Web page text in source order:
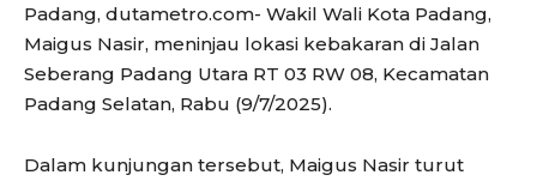
Padang, dutametro.com- Wakil Wali Kota Padang,
Maigus Nasir, meninjau lokasi kebakaran di Jalan
Seberang Padang Utara RT 03 RW 08, Kecamatan
Padang Selatan, Rabu (9/7/2025).
Dalam kunjungan tersebut, Maigus Nasir turut